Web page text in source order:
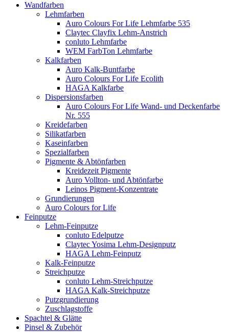
Wandfarben
Lehmfarben
Auro Colours For Life Lehmfarbe 535
Claytec Clayfix Lehm-Anstrich
conluto Lehmfarbe
WEM FarbTon Lehmfarbe
Kalkfarben
Auro Kalk-Buntfarbe
Auro Colours For Life Ecolith
HAGA Kalkfarbe
Dispersionsfarben
Auro Colours For Life Wand- und Deckenfarbe
Nr. 555
Kreidefarben
Silikatfarben
Kaseinfarben
Spezialfarben
Pigmente & Abtönfarben
Kreidezeit Pigmente
Auro Vollton- und Abtönfarbe
Leinos Pigment-Konzentrate
Grundierungen
Auro Colours for Life
Feinputze
Lehm-Feinputze
conluto Edelputze
Claytec Yosima Lehm-Designputz
HAGA Lehm-Feinputz
Kalk-Feinputze
Streichputze
conluto Lehm-Streichputze
HAGA Kalk-Streichputze
Putzgrundierung
Zuschlagstoffe
Spachtel & Glätte
Pinsel & Zubehör